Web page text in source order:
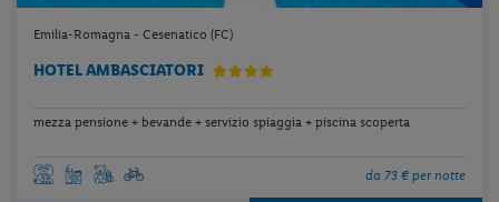
Emilia-Romagna - Cesenatico (FC)
HOTEL AMBASCIATORI
mezza pensione + bevande + servizio spiaggia + piscina scoperta
da 73 € per notte